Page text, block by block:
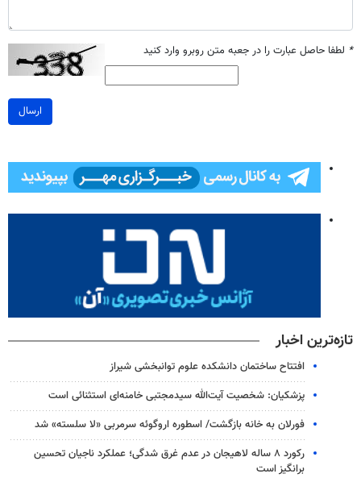
* لطفا حاصل عبارت را در جعبه متن روبرو وارد کنید
ارسال
تازه‌ترین اخبار
افتتاح ساختمان دانشکده علوم توانبخشی شیراز
پزشکیان: شخصیت آیت‌الله سیدمجتبی خامنه‌ای استثنائی است
فورلان به خانه بازگشت/ اسطوره اروگوئه سرمربی «لا سلسته» شد
رکورد ۸ ساله لاهیجان در عدم غرق شدگی؛ عملکرد ناجیان تحسین
برانگیز است